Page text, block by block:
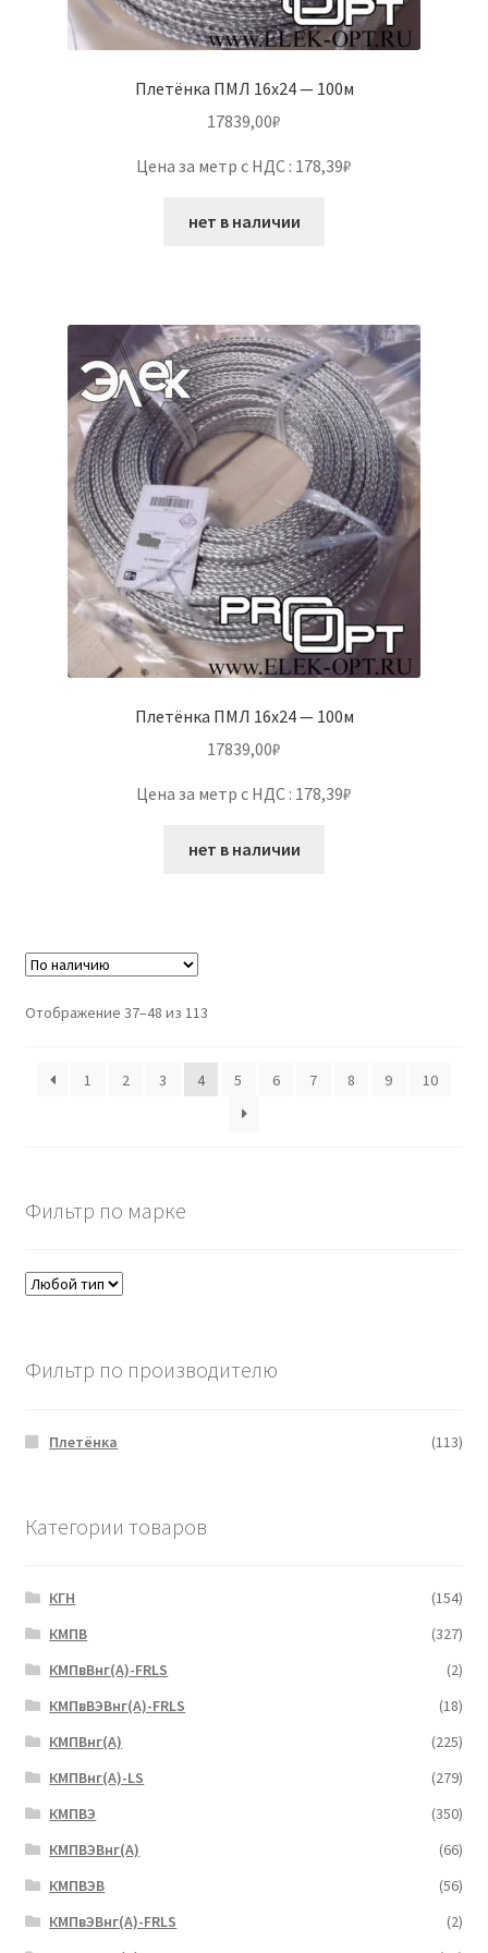
Плетёнка ПМЛ 16х24 — 100м
17839,00₽
Цена за метр с НДС : 178,39₽
нет в наличии
Плетёнка ПМЛ 16х24 — 100м
17839,00₽
Цена за метр с НДС : 178,39₽
нет в наличии
Отображение 37–48 из 113
1 2 3 4 5 6 7 8 9 10
Фильтр по марке
Фильтр по производителю
Плетёнка (113)
Категории товаров
КГН
(154)
КМПВ
(327)
КМПвВнг(А)-FRLS
(2)
КМПвВЭВнг(А)-FRLS
(18)
КМПВнг(А)
(225)
КМПВнг(А)-LS
(279)
КМПВЭ
(350)
КМПВЭBнг(А)
(66)
КМПВЭВ
(56)
КМПвЭВнг(А)-FRLS
(2)